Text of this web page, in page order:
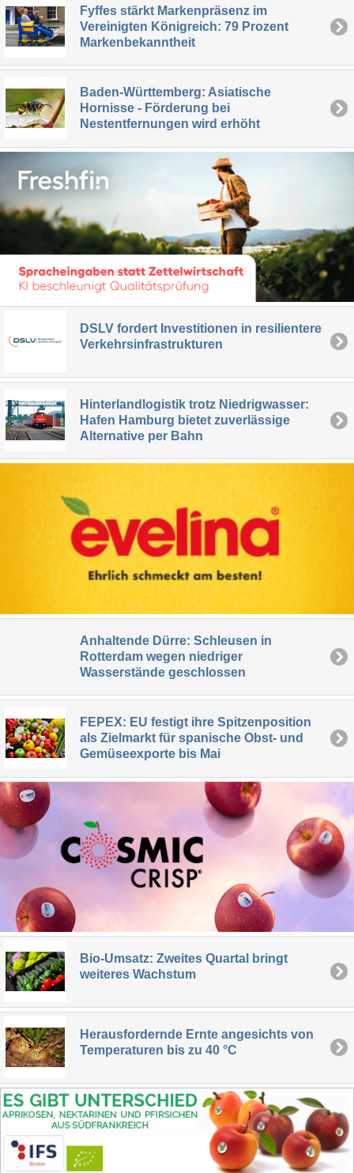
Fyffes stärkt Markenpräsenz im
Vereinigten Königreich: 79 Prozent
Markenbekanntheit
Baden-Württemberg: Asiatische
Hornisse - Förderung bei
Nestentfernungen wird erhöht
DSLV fordert Investitionen in resilientere
Verkehrsinfrastrukturen
Hinterlandlogistik trotz Niedrigwasser:
Hafen Hamburg bietet zuverlässige
Alternative per Bahn
Anhaltende Dürre: Schleusen in
Rotterdam wegen niedriger
Wasserstände geschlossen
FEPEX: EU festigt ihre Spitzenposition
als Zielmarkt für spanische Obst- und
Gemüseexporte bis Mai
Bio-Umsatz: Zweites Quartal bringt
weiteres Wachstum
Herausfordernde Ernte angesichts von
Temperaturen bis zu 40 °C